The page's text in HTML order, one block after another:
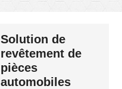
Solution de
revêtement de
pièces
automobiles